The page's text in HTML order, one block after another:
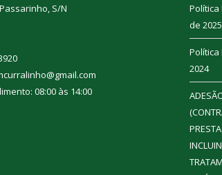
S/N
08:00 às 14:00
Política
de 2025
Política
2024